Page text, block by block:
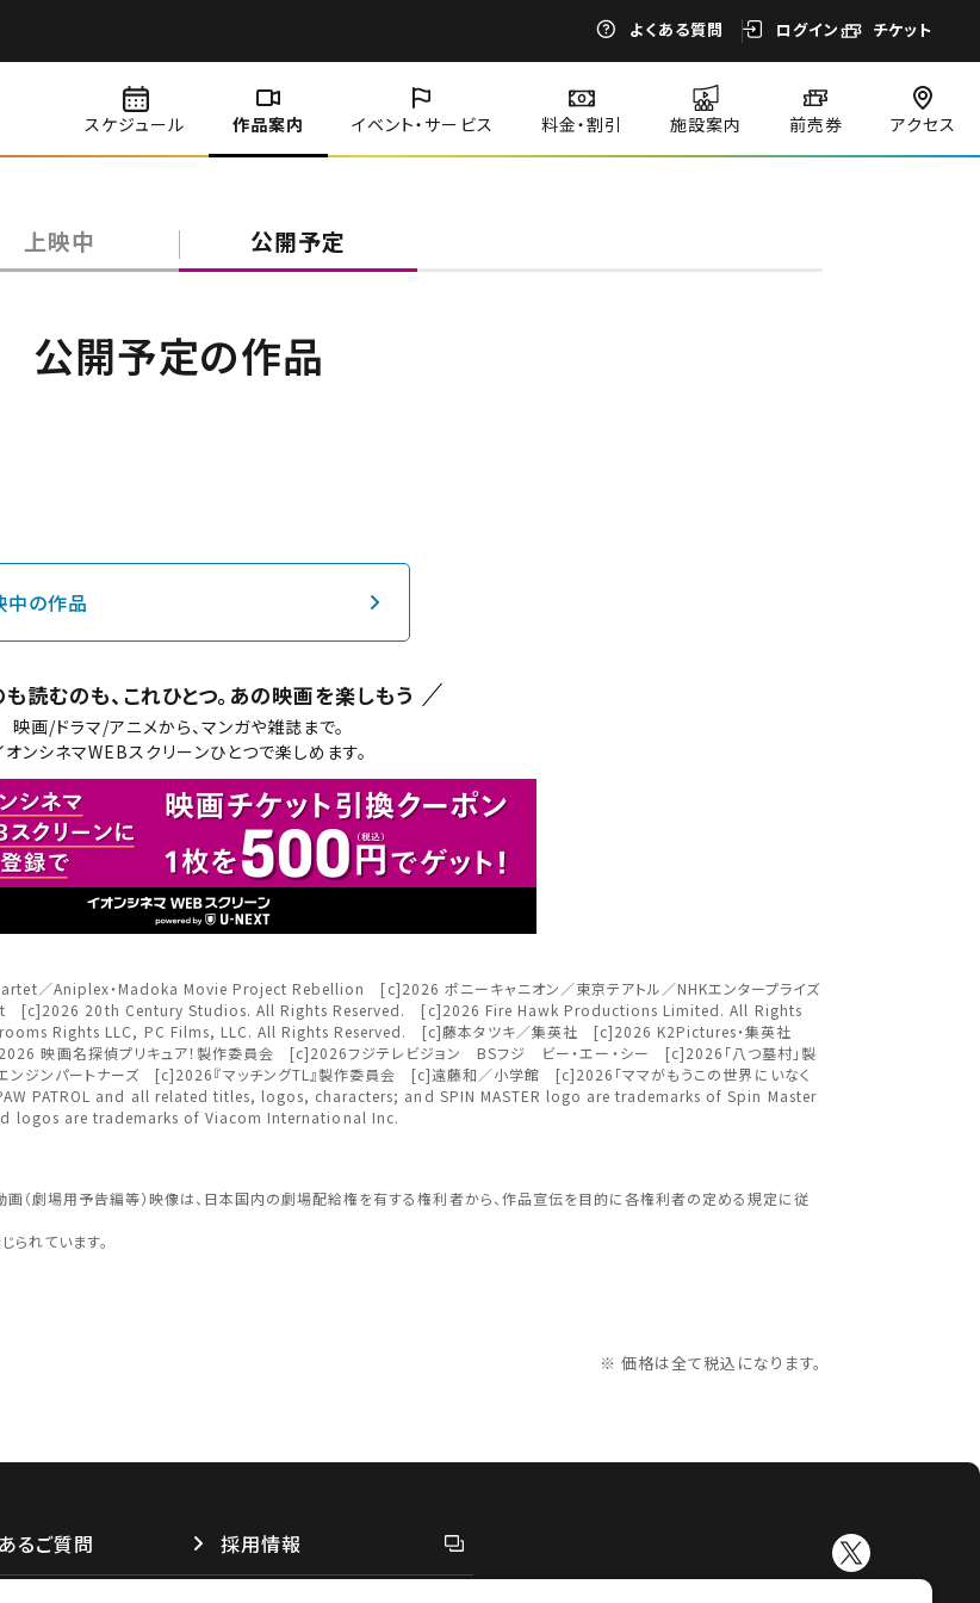
よくある質問 ログイン チケット
チケット購入
下記リンクより、ご覧になりたい作品を選択しご購入ください。
上映スケジュールを確認する
その他の劇場を選ぶ
ターライト会員もあります。
予約を確認・変更する
認及び予約を変更したい場合は、下記リンクよりご確認ください。
予約を変更する
スケジュール 作品案内 イベント・ サービス 料金・割引 施設案内 前売券 アクセス
閉じる
閉じる
上映中 公開予定
公開予定の作品
中の作品
読むのも、これひとつ。 あの映画を楽しもう
映画/ドラマ/アニメから、マンガや雑誌まで。
オンシネマWEBスクリーンひとつで楽しめます。
Aniplex・Madoka Movie Project Rebellion [c]2026 ポニーキャニオン／東京テアトル／NHKエンタープライズ
[c]2026 20th Century Studios. All Rights Reserved. [c]2026 Fire Hawk Productions Limited. All Rights
Rights LLC, PC Films, LLC. All Rights Reserved. [c]藤本タツキ／集英社 [c]2026 K2Pictures・集英社
名探偵プリキュア！製作委員会 [c]2026フジテレビジョン BSフジ ビー・エー・シー [c]2026「八つ墓村」製
ンパートナーズ [c]2026『マッチングTL』製作委員会 [c]遠藤和／小学館 [c]2026「ママがもうこの世界にいなく
PATROL and all related titles, logos, characters; and SPIN MASTER logo are trademarks of Spin Master
logos are trademarks of Viacom International Inc.
（劇場用予告編等）映像は、日本国内の劇場配給権を有する権利者から、作品宣伝を目的に各権利者の定める規定に従
られています。
※ 価格は全て税込になります。
るご質問 採用情報
劇場を変更しますか？
ると、STEP2以降で選択いただいた情報は解除されます。
ける
変更する
閉じる
上映日を変更しますか？
すると、STEP3以降で選択いただいた情報は解除されます。
ける
変更する
閉じる
ご利用にはワタシアター会員へのご登録が必要です。
シアター会員へのログイン・ご登録はこちら
閉じる